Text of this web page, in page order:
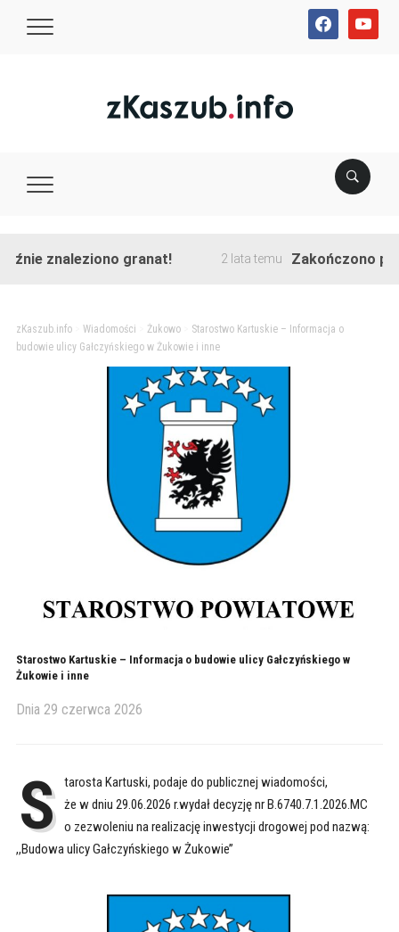
facebookyoutube
znaleziono granat! 2 lata temu Zakończono
zKaszub.info> Wiadomości Żukowo> Starostwo Kartuskie – Informacja o
budowie ulicy Gałczyńskiego w Żukowie i inne
Starostwo Kartuskie – Informacja o budowie ulicy Gałczyńskiego w
Żukowie i inne
Dnia 29 czerwca 2026
S tarosta Kartuski, podaje do publicznej wiadomości,
że w dniu 29.06.2026 r.wydał decyzję nr B.6740.7.1.2026.MC
o zezwoleniu na realizację inwestycji drogowej pod nazwą:
,,Budowa ulicy Gałczyńskiego w Żukowie’’